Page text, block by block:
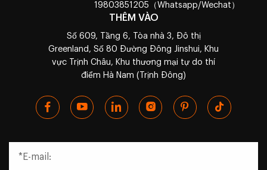
19803851205（Whatsapp/Wechat）
THÊM VÀO
Số 609, Tầng 6, Tòa nhà 3, Đô thị
Greenland, Số 80 Đường Đông Jinshui, Khu
vực Trịnh Châu, Khu thương mại tự do thí
điểm Hà Nam (Trịnh Đông)